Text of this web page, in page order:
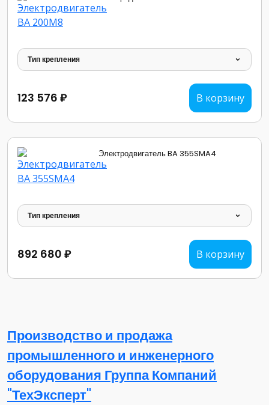
Тип крепления
123 576 ₽ В корзину
Электродвигатель BA 355SMA4
Тип крепления
892 680 ₽ В корзину
Производство и продажа
промышленного и инженерного
оборудования Группа Компаний
"ТехЭксперт"